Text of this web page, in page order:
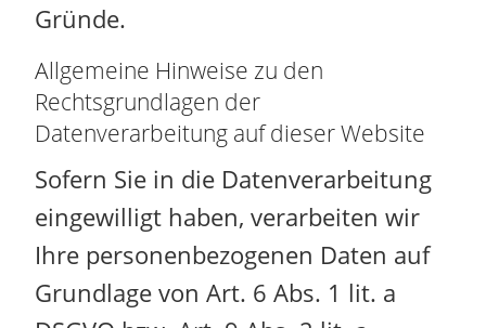
Gründe.
Allgemeine Hinweise zu den
Rechtsgrundlagen der
Datenverarbeitung auf dieser Website
Sofern Sie in die Datenverarbeitung
eingewilligt haben, verarbeiten wir
Ihre personenbezogenen Daten auf
Grundlage von Art. 6 Abs. 1 lit. a